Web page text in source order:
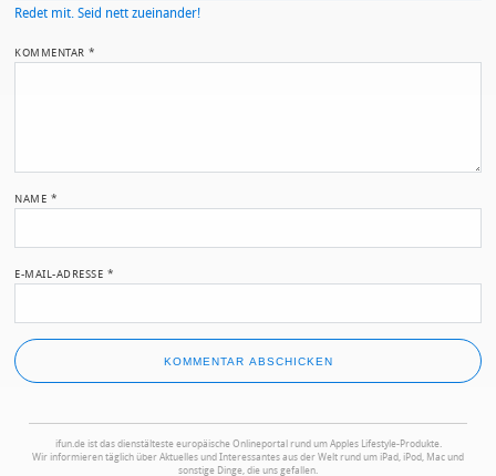
Redet mit. Seid nett zueinander!
KOMMENTAR*
NAME *
E-MAIL-ADRESSE *
ifun.de ist das dienstälteste europäische Onlineportal rund um Apples Lifestyle-Produkte.
Wir informieren täglich über Aktuelles und Interessantes aus der Welt rund um iPad, iPod, Mac und
sonstige Dinge, die uns gefallen.